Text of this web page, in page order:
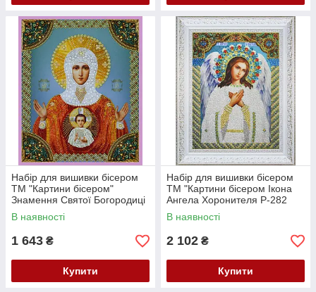
Набір для вишивки бісером
ТМ "Картини бісером"
Знамення Святої Богородиці
Р-272
В наявності
1 643 ₴
Купити
Набір для вишивки бісером
ТМ "Картини бісером Ікона
Ангела Хоронителя Р-282
В наявності
2 102 ₴
Купити